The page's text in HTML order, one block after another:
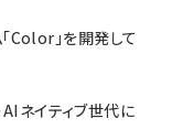
Color」を開発して
ネイティブ世代に